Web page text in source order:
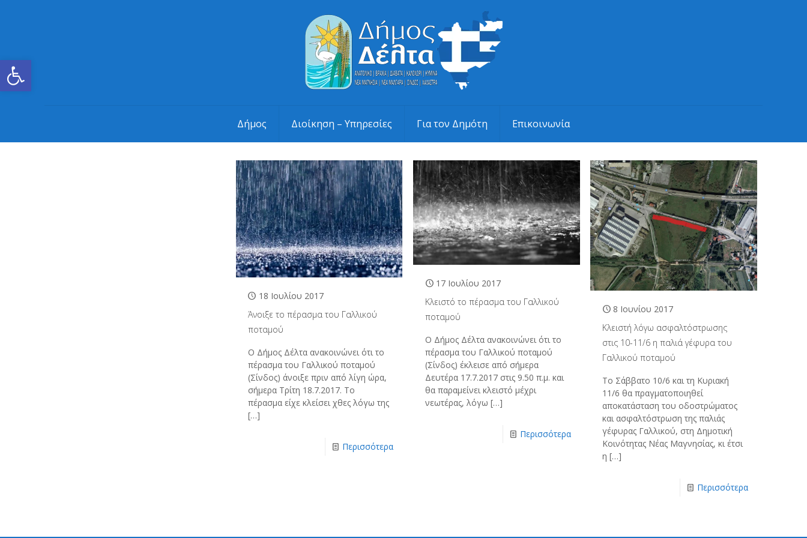
Ανοίξτε τη γραμμή εργαλείων
Δήμος Διοίκηση – Υπηρεσίες Για τον Δημότη Επικοινωνία
18 Ιουλίου 2017
Άνοιξε το πέρασμα του Γαλλικού
ποταμού
Ο Δήμος Δέλτα ανακοινώνει ότι το
πέρασμα του Γαλλικού ποταμού
(Σίνδος) άνοιξε πριν από λίγη ώρα,
σήμερα Τρίτη 18.7.2017. Το
πέρασμα είχε κλείσει χθες λόγω της
[…]
Περισσότερα
17 Ιουλίου 2017
Κλειστό το πέρασμα του Γαλλικού
ποταμού
Ο Δήμος Δέλτα ανακοινώνει ότι το
πέρασμα του Γαλλικού ποταμού
(Σίνδος) έκλεισε από σήμερα
Δευτέρα 17.7.2017 στις 9.50 π.μ. και
θα παραμείνει κλειστό μέχρι
νεωτέρας, λόγω […]
Περισσότερα
8 Ιουνίου 2017
Κλειστή λόγω ασφαλτόστρωσης
στις 10-11/6 η παλιά γέφυρα του
Γαλλικού ποταμού
Το Σάββατο 10/6 και τη Κυριακή
11/6 θα πραγματοποιηθεί
αποκατάσταση του οδοστρώματος
και ασφαλτόστρωση της παλιάς
γέφυρας Γαλλικού, στη Δημοτική
Κοινότητας Νέας Μαγνησίας, κι έτσι
η […]
Περισσότερα